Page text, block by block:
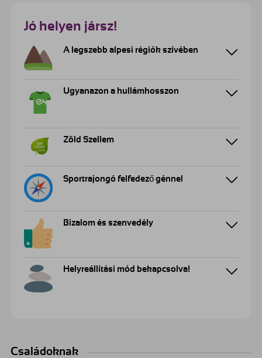
Jó helyen jársz!
A legszebb alpesi régiók szívében
Ugyanazon a hullámhosszon
Zöld Szellem
Sportrajongó felfedező génnel
Bizalom és szenvedély
Helyreállítási mód bekapcsolva!
Családoknak